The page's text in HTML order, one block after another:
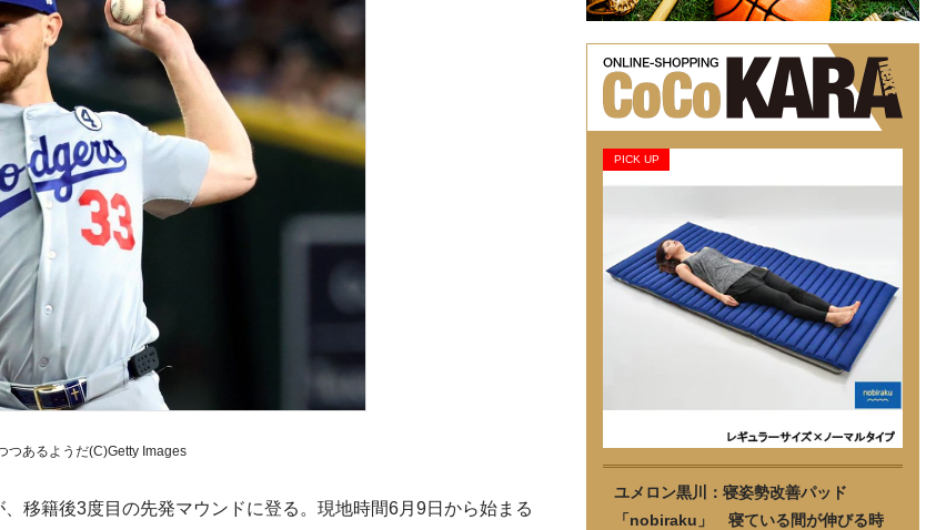
つあるようだ(C)Getty Images
移籍後3度目の先発マウンドに登る。現地時間6月9日から始まる
PICK UP
ユメロン黒川：寝姿勢改善パッド
「nobiraku」 寝ている間が伸びる時